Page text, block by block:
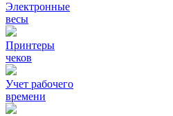
Электронные
весы
Принтеры
чеков
Учет рабочего
времени